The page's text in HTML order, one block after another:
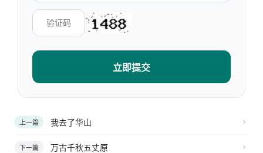
立即提交
上一篇 我去了华山
下一篇 万古千秋五丈原